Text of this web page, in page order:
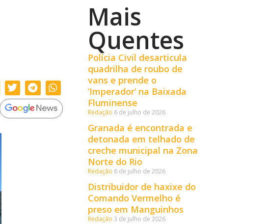
Mais
Quentes
Polícia Civil desarticula
quadrilha de roubo de
vans e prende o
‘Imperador’ na Baixada
Fluminense
Redação 6 de julho de 2026
Granada é encontrada e
detonada em telhado de
creche municipal na Zona
Norte do Rio
Redação 6 de julho de 2026
Distribuidor de haxixe do
Comando Vermelho é
preso em Manguinhos
Redação 3 de julho de 2026